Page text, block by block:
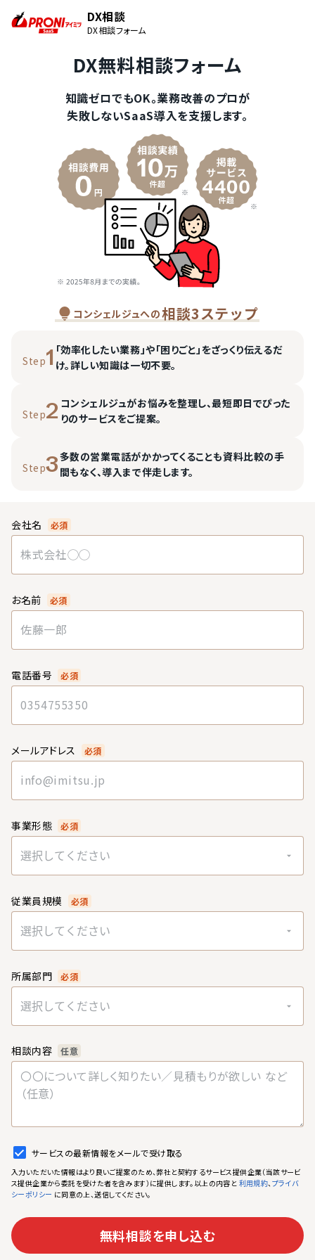
DX相談
DX相談フォーム
DX無料相談フォーム
知識ゼロでもOK。業務改善のプロが
失敗しないSaaS導入を支援します。
コンシェルジュへの相談3ステップ
Step1 「効率化したい業務」や「困りごと」をざっくり伝えるだ
け。詳しい知識は一切不要。
Step2 コンシェルジュがお悩みを整理し、最短即日でぴった
りのサービスをご提案。
Step3多数の営業電話がかかってくることも資料比較の手
間もなく、導入まで伴走します。
会社名 必須
お名前 必須
電話番号 必須
メールアドレス 必須
事業形態 必須
選択してください
従業員規模 必須
選択してください
所属部門 必須
選択してください
相談内容 任意
サービスの最新情報をメールで受け取る
入力いただいた情報はより良いご提案のため、弊社と契約するサービス提供企業（当該サービ
ス提供企業から委託を受けた者を含みます）に提供します。以上の内容と 利用規約、プライバ
シーポリシー に同意の上、送信してください。
無料相談を申し込む